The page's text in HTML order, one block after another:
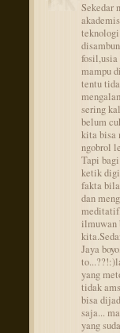
Sekedar
fosil,usia
mampu
tentu
sering
belum
kita bisa
ngobrol
Tapi
ketik
fakta
dan
ilmuwan
Jaya
yang
tidak
bisa
saja...
yang